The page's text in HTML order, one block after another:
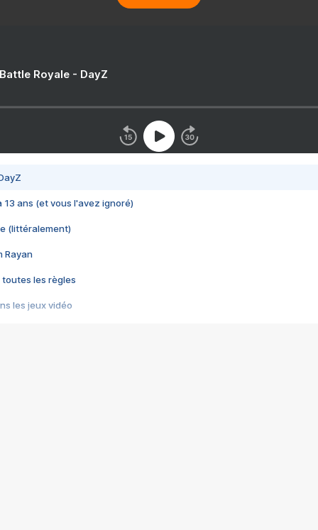
Royale - DayZ
13 ans (et vous l'avez ignoré)
(littéralement)
Rayan
toutes les règles
les jeux vidéo